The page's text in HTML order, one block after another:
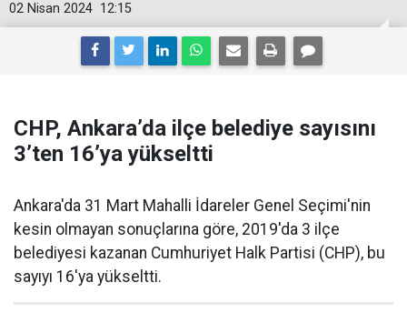
12:15
02 Nisan 2024
CHP, Ankara’da ilçe belediye sayısını
3’ten 16’ya yükseltti
Ankara'da 31 Mart Mahalli İdareler Genel Seçimi'nin
kesin olmayan sonuçlarına göre, 2019'da 3 ilçe
belediyesi kazanan Cumhuriyet Halk Partisi (CHP), bu
sayıyı 16'ya yükseltti.